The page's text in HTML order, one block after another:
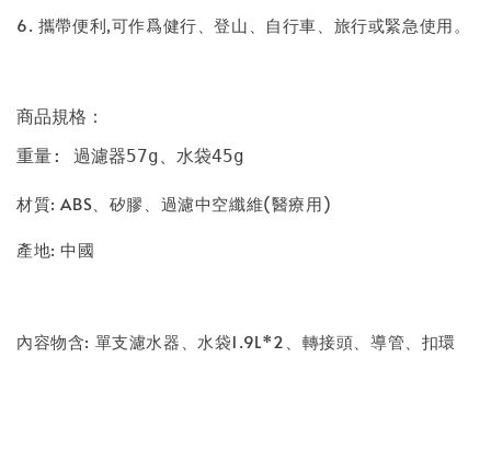
6. 攜帶便利,可作爲健行、登山、自行車、旅行或緊急使用。
商品規格：
重量: 過濾器57g、水袋45g
材質: ABS、矽膠、過濾中空纖維(醫療用)
產地: 中國
內容物含: 單支濾水器、水袋1.9L*2、轉接頭、導管、扣環